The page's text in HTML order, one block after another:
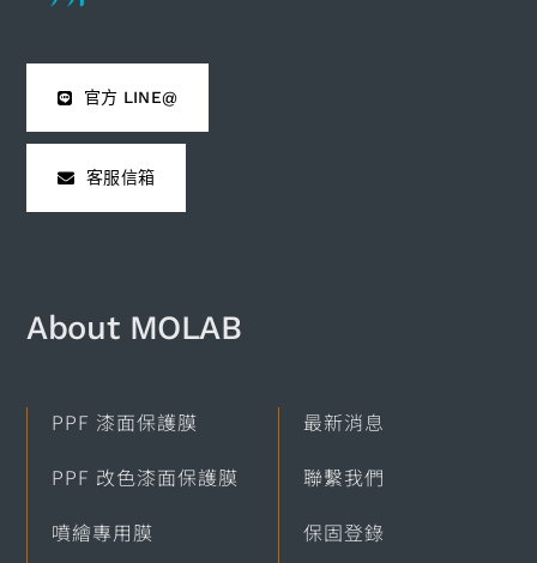
官方 LINE@
客服信箱
About MOLAB​
PPF 漆面保護膜
PPF 改色漆面保護膜
噴繪專用膜
最新消息
聯繫我們
保固登錄